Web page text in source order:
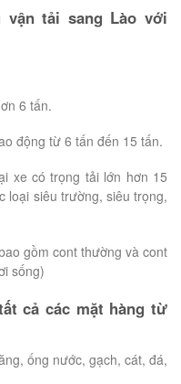
vận tải sang Lào với
6 tấn.
động từ 6 tấn đến 15 tấn.
xe có trọng tải lớn hơn 15
loại siêu trường, siêu trọng,
gồm cont thường và cont
sống)
cả các mặt hàng từ
ống nước, gạch, cát, đá,